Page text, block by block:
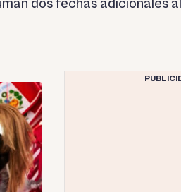
dos fechas adicionales